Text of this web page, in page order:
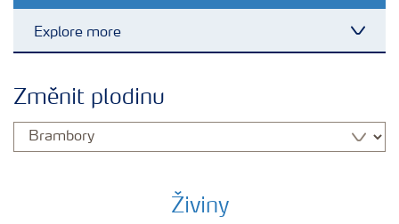
Explore more
Hnojiva
Změnit plodinu
Živiny